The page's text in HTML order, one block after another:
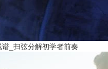
_扫弦分解初学者前奏